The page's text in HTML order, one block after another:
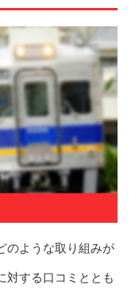
のような取り組みが
対する口コミととも